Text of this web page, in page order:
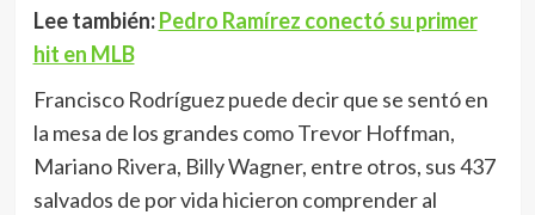
Lee también:Pedro Ramírez conectó su primer
hit en MLB
Francisco Rodríguez puede decir que se sentó en
la mesa de los grandes como Trevor Hoffman,
Mariano Rivera, Billy Wagner, entre otros, sus 437
salvados de por vida hicieron comprender al